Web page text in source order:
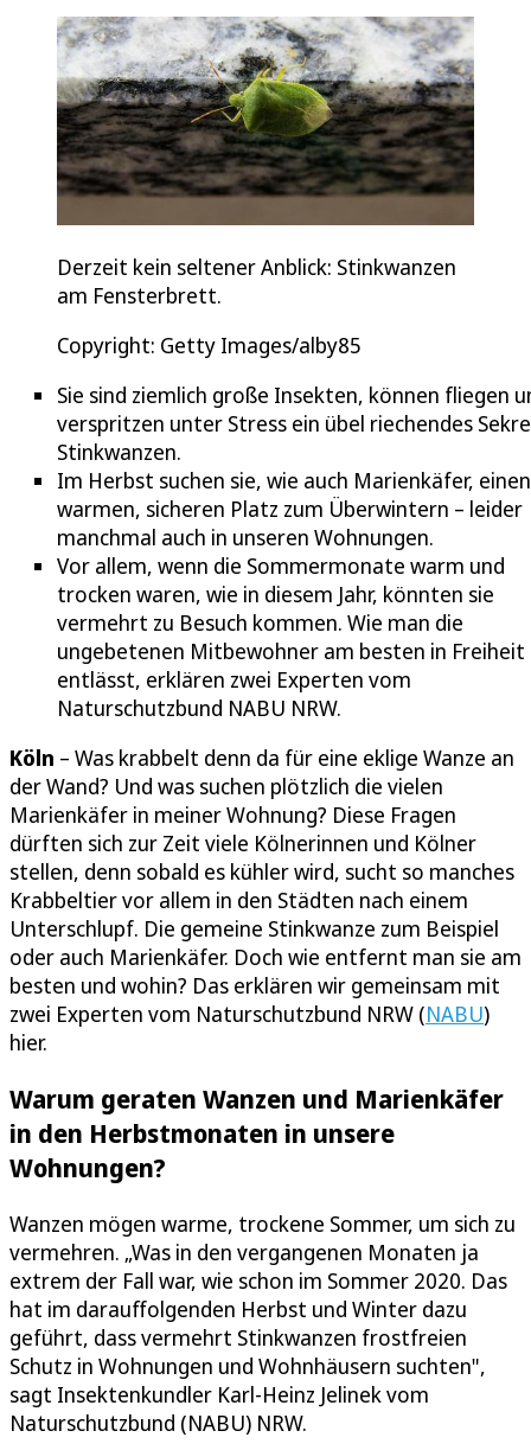
Derzeit kein seltener Anblick: Stinkwanzen
am Fensterbrett.
Copyright: Getty Images/alby85
Sie sind ziemlich große Insekten, können fliegen
verspritzen unter Stress ein übel riechendes
Stinkwanzen.
Im Herbst suchen sie, wie auch Marienkäfer, einen
warmen, sicheren Platz zum Überwintern – leider
manchmal auch in unseren Wohnungen.
Vor allem, wenn die Sommermonate warm und
trocken waren, wie in diesem Jahr, könnten sie
vermehrt zu Besuch kommen. Wie man die
ungebetenen Mitbewohner am besten in Freiheit
entlässt, erklären zwei Experten vom
Naturschutzbund NABU NRW.
Köln – Was krabbelt denn da für eine eklige Wanze an
der Wand? Und was suchen plötzlich die vielen
Marienkäfer in meiner Wohnung? Diese Fragen
dürften sich zur Zeit viele Kölnerinnen und Kölner
stellen, denn sobald es kühler wird, sucht so manches
Krabbeltier vor allem in den Städten nach einem
Unterschlupf. Die gemeine Stinkwanze zum Beispiel
oder auch Marienkäfer. Doch wie entfernt man sie am
besten und wohin? Das erklären wir gemeinsam mit
zwei Experten vom Naturschutzbund NRW (NABU)
hier.
Warum geraten Wanzen und Marienkäfer
in den Herbstmonaten in unsere
Wohnungen?
Wanzen mögen warme, trockene Sommer, um sich zu
vermehren. „Was in den vergangenen Monaten ja
extrem der Fall war, wie schon im Sommer 2020. Das
hat im darauffolgenden Herbst und Winter dazu
geführt, dass vermehrt Stinkwanzen frostfreien
Schutz in Wohnungen und Wohnhäusern suchten",
sagt Insektenkundler Karl-Heinz Jelinek vom
Naturschutzbund (NABU) NRW.